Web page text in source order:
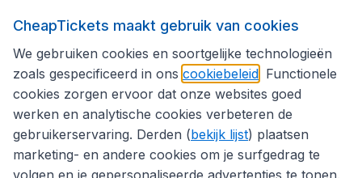
Volg CheapTickets.nl
CheapTickets maakt gebruik van cookies
We gebruiken cookies en soortgelijke technologieën
zoals gespecificeerd in ons cookiebeleid . Functionele
cookies zorgen ervoor dat onze websites goed
werken en analytische cookies verbeteren de
gebruikerservaring. Derden (bekijk lijst) plaatsen
marketing- en andere cookies om je surfgedrag te
volgen en je gepersonaliseerde advertenties te tonen.